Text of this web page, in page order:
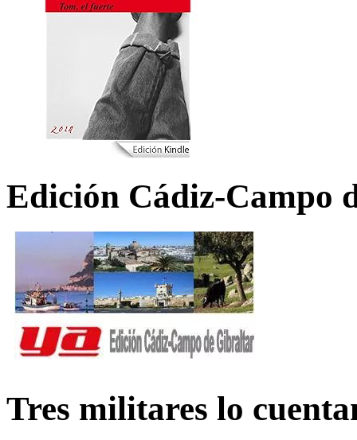
Edición Cádiz-Campo
Tres militares lo